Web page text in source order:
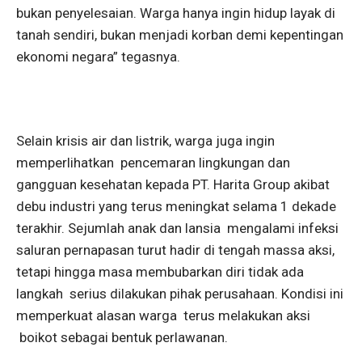
bukan penyelesaian. Warga hanya ingin hidup layak di
tanah sendiri, bukan menjadi korban demi kepentingan
ekonomi negara” tegasnya.
Selain krisis air dan listrik, warga juga ingin
memperlihatkan pencemaran lingkungan dan
gangguan kesehatan kepada PT. Harita Group akibat
debu industri yang terus meningkat selama 1 dekade
terakhir. Sejumlah anak dan lansia mengalami infeksi
saluran pernapasan turut hadir di tengah massa aksi,
tetapi hingga masa membubarkan diri tidak ada
langkah serius dilakukan pihak perusahaan. Kondisi ini
memperkuat alasan warga terus melakukan aksi
boikot sebagai bentuk perlawanan.